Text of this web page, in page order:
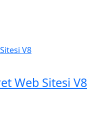
Web Sitesi V8